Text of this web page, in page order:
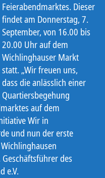
Feierabendmarktes. Dieser
findet am Donnerstag, 7.
September, von 16.00 bis
20.00 Uhr auf dem
Wichlinghauser Markt
statt. „Wir freuen uns,
dass die anlässlich einer
Quartiersbegehung
auf dem
Wir in
und nun der erste
des
e.V.